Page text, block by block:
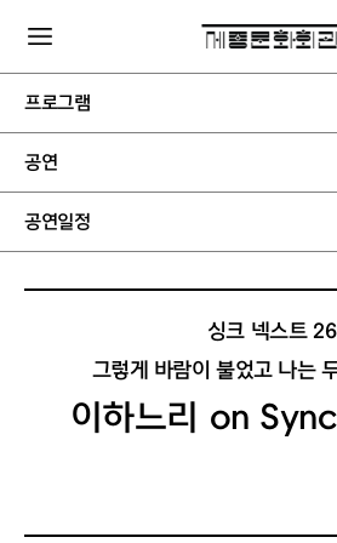
프로그램
공연
공연일정
싱크 넥스트 26
그렇게 바람이 불었고 나는
이하느리 on